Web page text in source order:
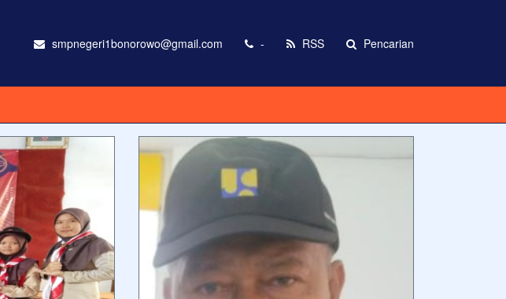
smpnegeri1bonorowo@gmail.com - RSS Pencarian